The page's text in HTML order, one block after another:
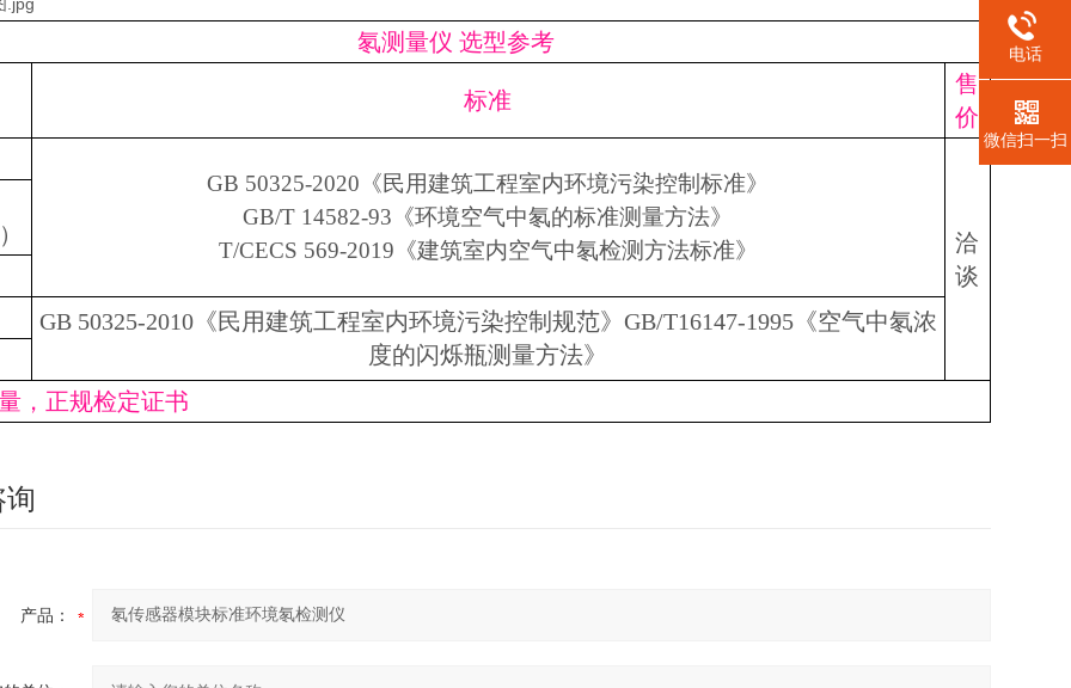
氡测量仪 选型参考
标准
售
价
GB 50325-2020《民用建筑工程室内环境污染控制标准》
GB/T 14582-93《环境空气中氡的标准测量方法》
T/CECS 569-2019《建筑室内空气中氡检测方法标准》
洽
谈
GB 50325-2010《民用建筑工程室内环境污染控制规范》GB/T16147-1995《空气中氡浓
度的闪烁瓶测量方法》
，正规检定证书
产品：
电话
微信扫一扫